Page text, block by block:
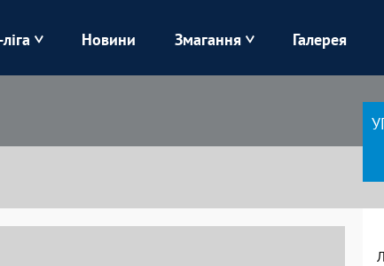
Колос
Новини Змагання Галерея